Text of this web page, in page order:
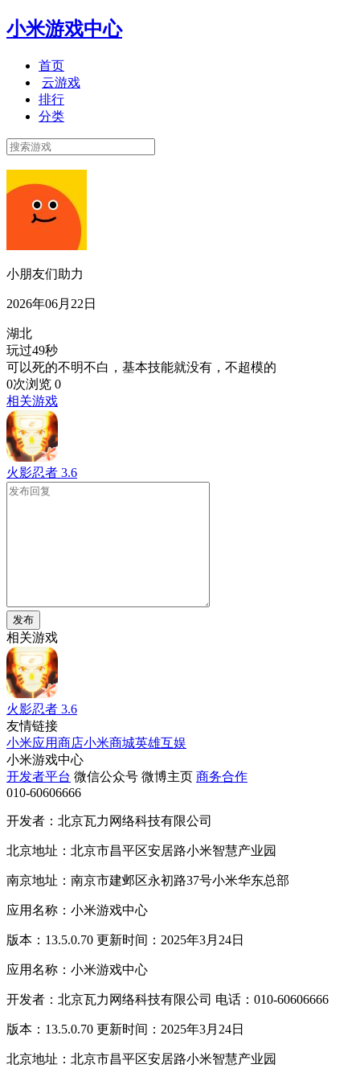
小米游戏中心
首页
云游戏
排行
分类
小朋友们助力
2026年06月22日
湖北
玩过49秒
可以死的不明不白，基本技能就没有，不超模的
0次浏览 0
相关游戏
火影忍者 3.6
发布
相关游戏
火影忍者 3.6
友情链接
小米应用商店小米商城英雄互娱
小米游戏中心
开发者平台 微信公众号 微博主页 商务合作
010-60606666
开发者：北京瓦力网络科技有限公司
北京地址：北京市昌平区安居路小米智慧产业园
南京地址：南京市建邺区永初路37号小米华东总部
应用名称：小米游戏中心
版本：13.5.0.70 更新时间：2025年3月24日
应用名称：小米游戏中心
开发者：北京瓦力网络科技有限公司 电话：010-60606666
版本：13.5.0.70 更新时间：2025年3月24日
北京地址：北京市昌平区安居路小米智慧产业园